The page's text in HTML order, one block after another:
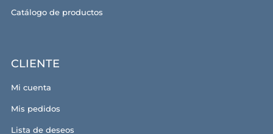
Catálogo de productos
CLIENTE
Mi cuenta
Mis pedidos
Lista de deseos